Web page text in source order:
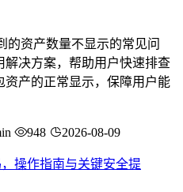
的资产数量不显示的常见问
解决方案，帮助用户快速排查
资产的正常显示，保障用户能
948 2026-08-09